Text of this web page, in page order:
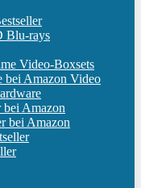
Blu-rays
Video-Boxsets
bei Amazon Video
bei Amazon
bei Amazon